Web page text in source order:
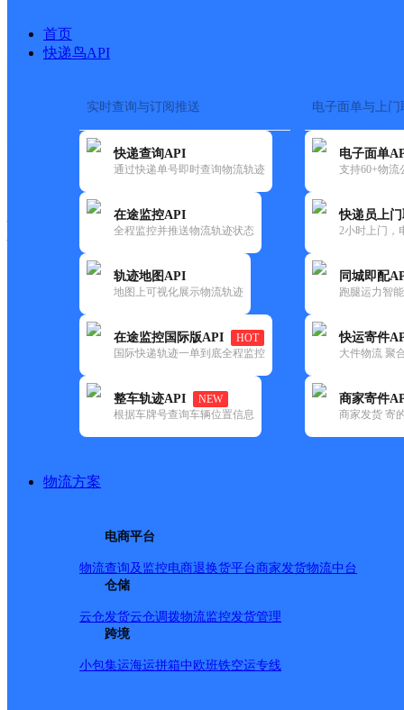
首页
快递鸟API
实时查询与订阅推送
快递查询API
通过快递单号即时查询物流轨迹
在途监控API
全程监控并推送物流轨迹状态
轨迹地图API
地图上可视化展示物流轨迹
在途监控国际版API
HOT
国际快递轨迹一单到底全程监控
整车轨迹API
NEW
根据车牌号查询车辆位置信息
电子面单与上门
电子面单
支持60+物流
快递员上
2小时上门，
同城即配
跑腿运力智
快运寄件
大件物流 聚
商家寄件
商家发货 寄
物流方案
电商平台
物流查询及监控电商退换货平台商家发货物流中台
仓储
云仓发货云仓调拨物流监控发货管理
跨境
小包集运海运拼箱中欧班铁空运专线
快运大全 快递时效
邮政
李集邮政支局
更新时间：2021-12-03 00:00:00
所属快递：邮政国内
所属区域：河南省-漯河市-郾城区
网点地址：漯河市郾城区李集镇李集村中段路北
网点负责人：